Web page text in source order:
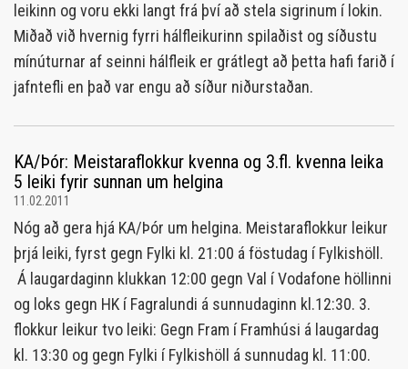
leikinn og voru ekki langt frá því að stela sigrinum í lokin.
Miðað við hvernig fyrri hálfleikurinn spilaðist og síðustu
mínúturnar af seinni hálfleik er grátlegt að þetta hafi farið í
jafntefli en það var engu að síður niðurstaðan.
KA/Þór: Meistaraflokkur kvenna og 3.fl. kvenna leika
5 leiki fyrir sunnan um helgina
11.02.2011
Nóg að gera hjá KA/Þór um helgina. Meistaraflokkur leikur
þrjá leiki, fyrst gegn Fylki kl. 21:00 á föstudag í Fylkishöll.
Á laugardaginn klukkan 12:00 gegn Val í Vodafone höllinni
og loks gegn HK í Fagralundi á sunnudaginn kl.12:30. 3.
flokkur leikur tvo leiki: Gegn Fram í Framhúsi á laugardag
kl. 13:30 og gegn Fylki í Fylkishöll á sunnudag kl. 11:00.